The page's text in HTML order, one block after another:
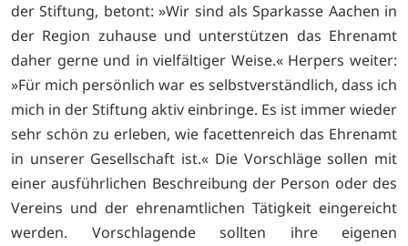
der Stiftung, betont: »Wir sind als Sparkasse Aachen in
der Region zuhause und unterstützen das Ehrenamt
daher gerne und in vielfältiger Weise.« Herpers weiter:
»Für mich persönlich war es selbstverständlich, dass ich
mich in der Stiftung aktiv einbringe. Es ist immer wieder
sehr schön zu erleben, wie facettenreich das Ehrenamt
in unserer Gesellschaft ist.« Die Vorschläge sollen mit
einer ausführlichen Beschreibung der Person oder des
Vereins und der ehrenamtlichen Tätigkeit eingereicht
werden. Vorschlagende sollten ihre eigenen